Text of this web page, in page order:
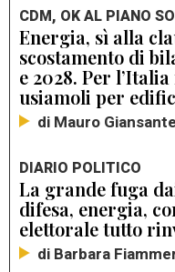
CDM, OK AL PIANO
Energia, sì alla
scostamento di
e 2028. Per
usiamoli per
di Mauro Giansante
DIARIO POLITICO
La grande fuga
difesa, energia,
elettorale tutto
di Barbara